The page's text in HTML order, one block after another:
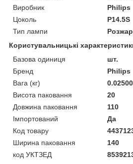
Виробник
Philips
Цоколь
P14.5S
Тип лампи
Користувальницькі
Базова одиниця
шт.
Бренд
Philips
Вага (кг)
0.02500
Висота паковання
20
Довжина паковання
110
Імпортований
Да
Код товару
Ширина паковання
140
код УКТЗЕД